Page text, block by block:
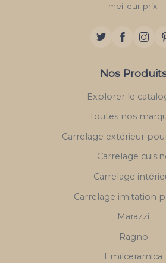
meilleur prix.
Nos
Explorer le
Toutes nos
Carrelage extérieur
Carrelage
Carrelage
Carrelage imitation
Marazzi
Ragno
Emilceramica